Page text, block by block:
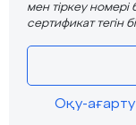
мен тіркеу номері
сертификат тегін
Оқу-ағарту